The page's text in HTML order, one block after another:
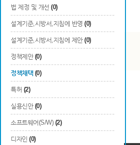
법 제정 및 개선 (0)
설계기준,시방서,지침에 반영 (0)
설계기준,시방서,지침에 제안 (0)
정책제안 (0)
정책채택 (0)
특허 (2)
실용신안 (0)
소프트웨어(S/W) (2)
디자인 (0)